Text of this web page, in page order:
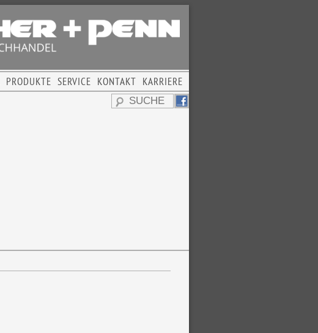
KARRIERE
KONTAKT
SERVICE
PRODUKTE